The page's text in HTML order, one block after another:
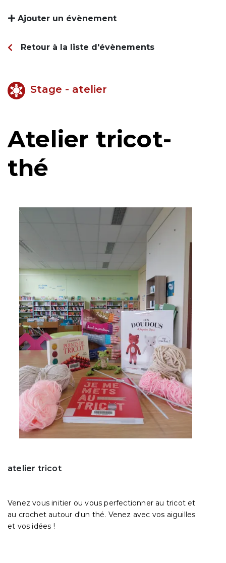
Ajouter un évènement
Retour à la liste d'évènements
Stage - atelier
Atelier tricot-
thé
atelier tricot
Venez vous initier ou vous perfectionner au tricot et
au crochet autour d'un thé. Venez avec vos aiguilles
et vos idées !